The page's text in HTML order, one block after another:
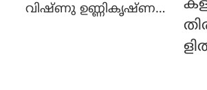
അനുശ്രീ
വിഷ്ണു ഉണ്ണികൃഷ്ണ